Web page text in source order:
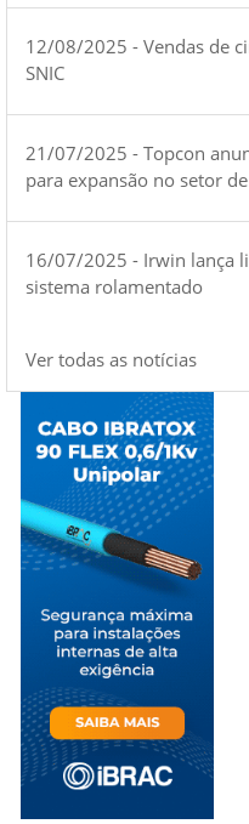
12/08/2025 - Vendas de
SNIC
21/07/2025 - Topcon
para expansão no setor
16/07/2025 - Irwin lança
sistema rolamentado
Ver todas as notícias